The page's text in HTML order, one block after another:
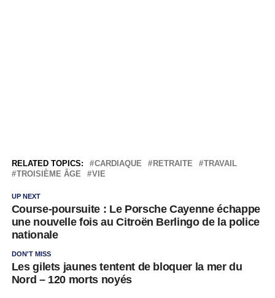
RELATED TOPICS: CARDIAQUE RETRAITE
TRAVAIL
TROISIÈME ÂGE
VIE
UP NEXT
Course-poursuite : Le Porsche Cayenne échappe
une nouvelle fois au Citroën Berlingo de la police
nationale
DON'T MISS
Les gilets jaunes tentent de bloquer la mer du
Nord – 120 morts noyés